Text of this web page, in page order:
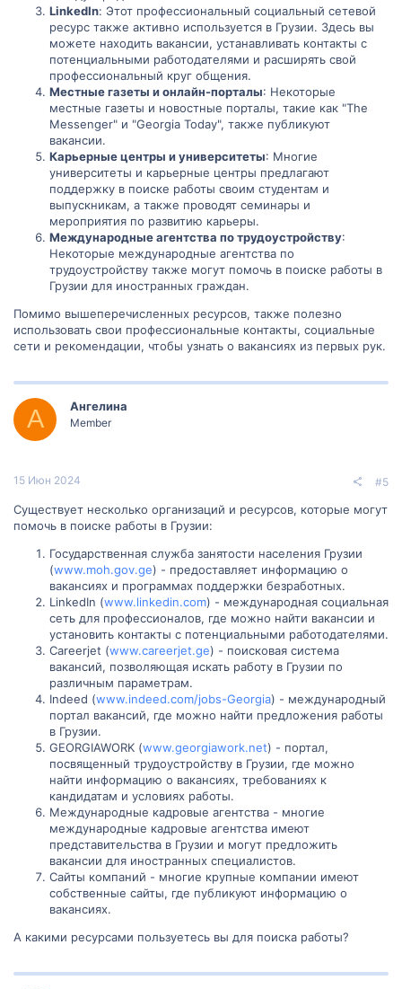
LinkedIn: Этот профессиональный социальный сетевой
ресурс также активно используется в Грузии. Здесь вы
можете находить вакансии, устанавливать контакты с
потенциальными работодателями и расширять свой
профессиональный круг общения.
Местные газеты и онлайн-порталы: Некоторые
местные газеты и новостные порталы, такие как "The
Messenger" и "Georgia Today", также публикуют
вакансии.
Карьерные центры и университеты: Многие
университеты и карьерные центры предлагают
поддержку в поиске работы своим студентам и
выпускникам, а также проводят семинары и
мероприятия по развитию карьеры.
Международные агентства по трудоустройству:
Некоторые международные агентства по
трудоустройству также могут помочь в поиске работы в
Грузии для иностранных граждан.
Помимо вышеперечисленных ресурсов, также полезно
использовать свои профессиональные контакты, социальные
сети и рекомендации, чтобы узнать о вакансиях из первых рук.
А Ангелина
Member
15 Июн 2024 #5
Существует несколько организаций и ресурсов, которые могут
помочь в поиске работы в Грузии:
Государственная служба занятости населения Грузии
(www.moh.gov.ge) - предоставляет информацию о
вакансиях и программах поддержки безработных.
LinkedIn (www.linkedin.com) - международная социальная
сеть для профессионалов, где можно найти вакансии и
установить контакты с потенциальными работодателями.
Careerjet (www.careerjet.ge) - поисковая система
вакансий, позволяющая искать работу в Грузии по
различным параметрам.
Indeed (www.indeed.com/jobs-Georgia) - международный
портал вакансий, где можно найти предложения работы
в Грузии.
GEORGIAWORK (www.georgiawork.net) - портал,
посвященный трудоустройству в Грузии, где можно
найти информацию о вакансиях, требованиях к
кандидатам и условиях работы.
Международные кадровые агентства - многие
международные кадровые агентства имеют
представительства в Грузии и могут предложить
вакансии для иностранных специалистов.
Сайты компаний - многие крупные компании имеют
собственные сайты, где публикуют информацию о
вакансиях.
А какими ресурсами пользуетесь вы для поиска работы?